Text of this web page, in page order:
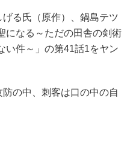
る氏（原作）、鍋島テツ
になる～ただの田舎の剣術
い件～」の第41話1をヤン
の中、刺客は口の中の自